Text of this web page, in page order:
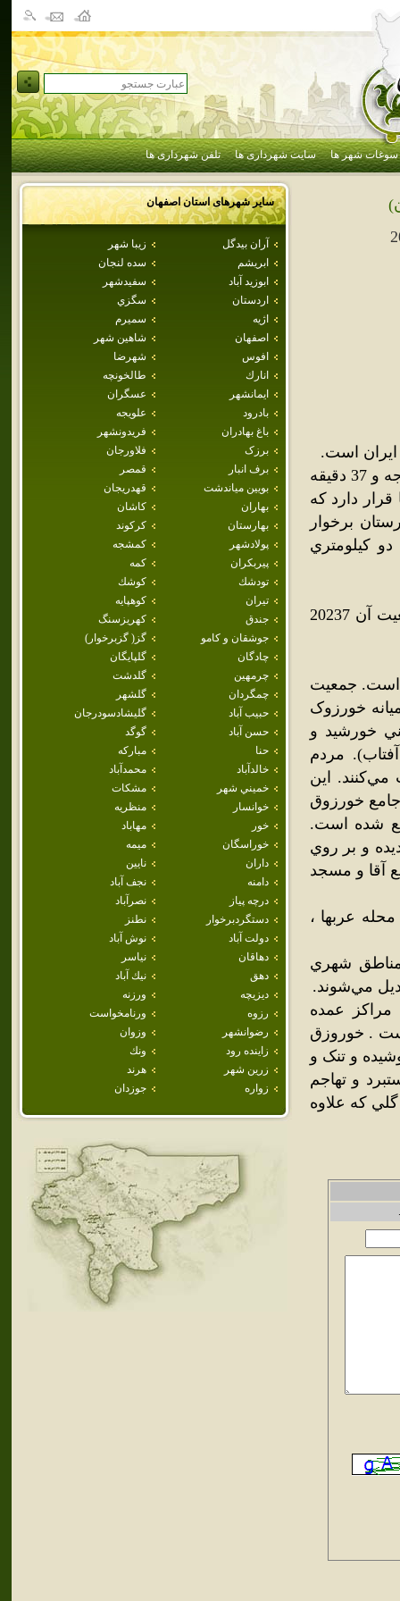
سوغات شهر ها سایت شهرداری ها تلفن شهرداری ها
سایر شهرهای استاناصفهان
آران بيدگل
زيبا شهر
ابريشم
سده لنجان
ابوزيد آباد
سفيدشهر
اردستان
سگزي
اژيه
سميرم
اصفهان
شاهين شهر
افوس
شهرضا
انارك
طالخونچه
ايمانشهر
عسگران
بادرود
علويجه
باغ بهادران
فريدونشهر
برزک
فلاورجان
برف انبار
قمصر
بويين مياندشت
قهدريجان
بهاران
كاشان
بهارستان
كركوند
پولادشهر
كمشجه
پيربكران
كمه
تودشك
كوشك
تيران
كوهپايه
جندق
كهريزسنگ
جوشقان و كامو
گز( گزبرخوار)
چادگان
گلپايگان
چرمهين
گلدشت
چمگردان
گلشهر
حبيب آباد
گليشادسودرجان
حسن آباد
گوگد
حنا
مباركه
خالدآباد
محمدآباد
خميني شهر
مشكات
خوانسار
منظريه
خور
مهاباد
خوراسگان
ميمه
داران
نايين
دامنه
نجف آباد
درچه پياز
نصرآباد
دستگردبرخوار
نطنز
دولت آباد
نوش آباد
دهاقان
نياسر
دهق
نيك آباد
ديزيچه
ورزنه
رزوه
ورنامخواست
رضوانشهر
وزوان
زاينده رود
ونك
زرين شهر
هرند
زواره
جوزدان
اين شهر در 32 درجه و 48 دقيقه عرض شمالي از خط استوا و 51 درجه و 37 دقيقه
از سطح دريا قرار دارد که
برخوار
کيلومتري
اين شهر در بخش برخوار شهرستان برخوار و ميمه قرار دارد.و جمعيت آن 20237
جمعيت
خورزوک
خورشيد و
مردم
اين
خورزوق
شده است.
احداث گرديده و بر روي
آقا و مسجد
عربها ،
شهري
مي‌شوند.
عمده
. خوروزق
و تنک و
و تهاجم
که علاوه